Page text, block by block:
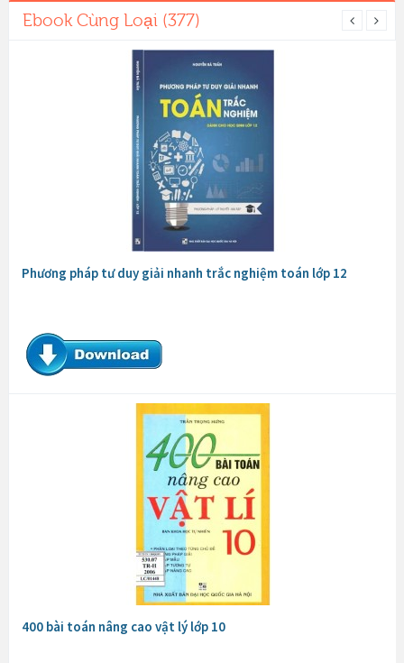
Ebook Cùng Loại (377)
Phương pháp tư duy giải nhanh trắc nghiệm toán lớp 12
400 bài toán nâng cao vật lý lớp 10